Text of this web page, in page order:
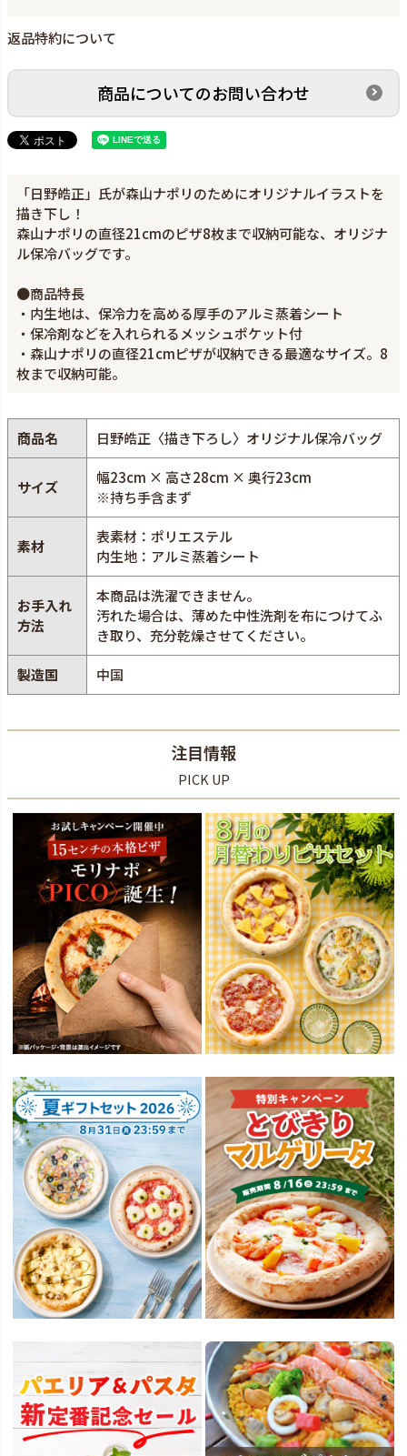
返品特約について
商品についてのお問い合わせ
「日野皓正」氏が森山ナポリのためにオリジナルイラストを
描き下し！
森山ナポリの直径21cmのピザ8枚まで収納可能な、オリジナ
ル保冷バッグです。
●商品特長
・内生地は、保冷力を高める厚手のアルミ蒸着シート
・保冷剤などを入れられるメッシュポケット付
・森山ナポリの直径21cmピザが収納できる最適なサイズ。8
枚まで収納可能。
商品名 日野皓正〈描き下ろし〉オリジナル保冷バッグ
サイズ
幅23cm × 高さ28cm × 奥行23cm
※持ち手含まず
素材
表素材：ポリエステル
内生地：アルミ蒸着シート
お手入れ
方法
本商品は洗濯できません。
汚れた場合は、薄めた中性洗剤を布につけてふ
き取り、充分乾燥させてください。
製造国 中国
注目情報
PICK UP